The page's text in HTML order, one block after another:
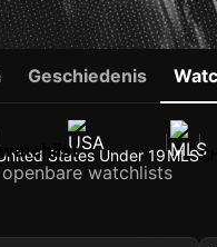
States Under 19MLS
Geschiedenis
watchlists